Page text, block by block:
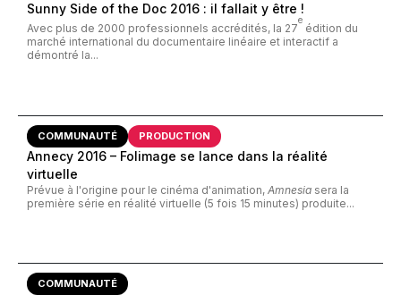
Sunny Side of the Doc 2016 : il fallait y être !
Avec plus de 2000 professionnels accrédités, la 27
e
édition du
marché international du documentaire linéaire et interactif a
démontré la...
COMMUNAUTÉ PRODUCTION
Annecy 2016 – Folimage se lance dans la réalité
virtuelle
Prévue à l'origine pour le cinéma d'animation, Amnesia sera la
première série en réalité virtuelle (5 fois 15 minutes) produite...
COMMUNAUTÉ